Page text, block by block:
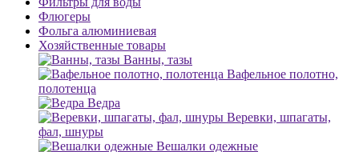
Флюгеры
Фольга алюминиевая
Хозяйственные товары
Ванны, тазы
Вафельное полотно,
полотенца
Ведра
Веревки, шпагаты,
фал, шнуры
Вешалки одежные